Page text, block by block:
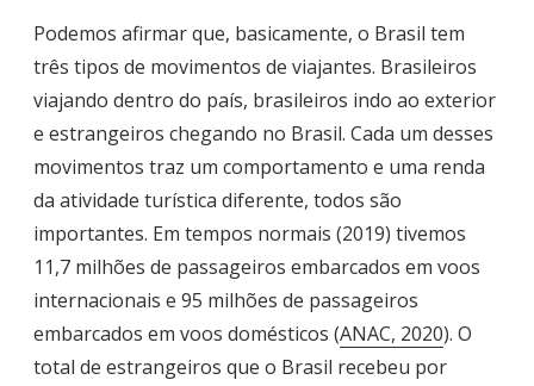
Podemos afirmar que, basicamente, o Brasil tem
três tipos de movimentos de viajantes. Brasileiros
viajando dentro do país, brasileiros indo ao exterior
e estrangeiros chegando no Brasil. Cada um desses
movimentos traz um comportamento e uma renda
da atividade turística diferente, todos são
importantes. Em tempos normais (2019) tivemos
11,7 milhões de passageiros embarcados em voos
internacionais e 95 milhões de passageiros
embarcados em voos domésticos (ANAC, 2020). O
total de estrangeiros que o Brasil recebeu por